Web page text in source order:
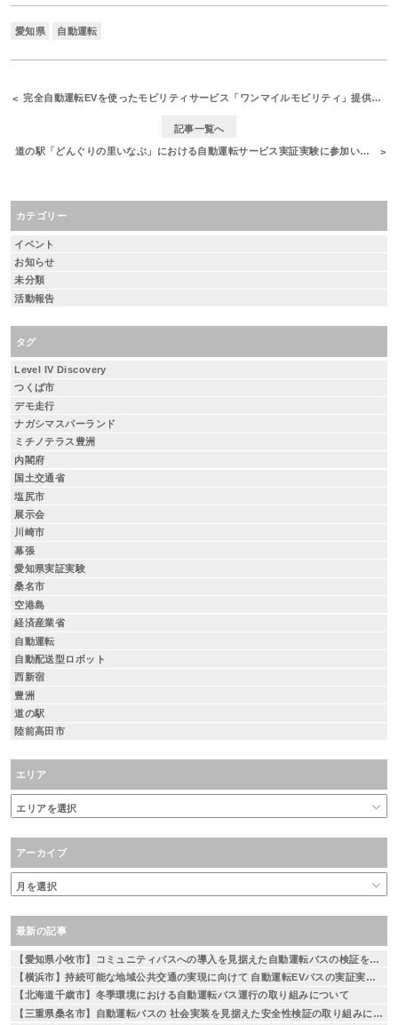
愛知県 自動運転
完全自動運転EVを使ったモビリティサービス「ワンマイルモビリティ」提供開始に向けた検証を実施しました
記事一覧へ
道の駅「どんぐりの里いなぶ」における自動運転サービス実証実験に参加いたしました
カテゴリー
イベント
お知らせ
未分類
活動報告
タグ
Level IV Discovery
つくば市
デモ走行
ナガシマスパーランド
ミチノテラス豊洲
内閣府
国土交通省
塩尻市
展示会
川崎市
幕張
愛知県実証実験
桑名市
空港島
経済産業省
自動運転
自動配送型ロボット
西新宿
豊洲
道の駅
陸前高田市
エリア
アーカイブ
最新の記事
【愛知県小牧市】コミュニティバスへの導入を見据えた自動運転バスの検証を実施
【横浜市】持続可能な地域公共交通の実現に向けて 自動運転EVバスの実証実験を実施 ～相鉄線二俣川駅から左近山団地間を運行～
【北海道千歳市】冬季環境における自動運転バス運行の取り組みについて
【三重県桑名市】自動運転バスの 社会実装を見据えた安全性検証の取り組みについて